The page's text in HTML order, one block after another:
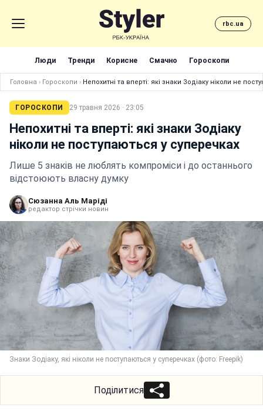
rbc.ua
Люди Тренди Корисне Смачно Гороскопи
Головна › Гороскопи › Непохитні та вперті: які знаки Зодіаку ніколи не
ГОРОСКОПИ 29 травня 2026 · 23:05
Непохитні та вперті: які знаки Зодіаку
ніколи не поступаються у суперечках
Лише 5 знаків не люблять компроміси і до останнього
відстоюють власну думку
Сюзанна Аль Маріді
редактор стрічки новин
Знаки Зодіаку, які ніколи не поступаються у суперечках (фото: Freepik)
Поділитися